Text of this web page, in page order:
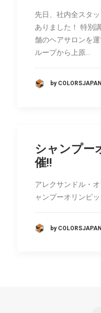
先日、社内全スタ
ありました！ 特別
舗のヘアサロンを
ループから上原…
by COLORSJAPAN
シャンプー
催!!
アレクサンドル・
ャンプーオリンピ
by COLORSJAPAN